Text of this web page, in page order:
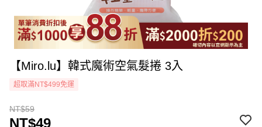
【Miro.lu】韓式魔術空氣髮捲 3入
超取滿NT$499免運
NT$59
NT$49